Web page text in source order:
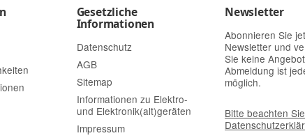
Gesetzliche
Informationen
Datenschutz
AGB
Sitemap
Informationen zu Elektro-
und Elektronik(alt)geräten
Impressum
Newsletter
Abonnieren Sie
Newsletter und
Sie keine
Abmeldung ist
möglich.
Bitte beachten